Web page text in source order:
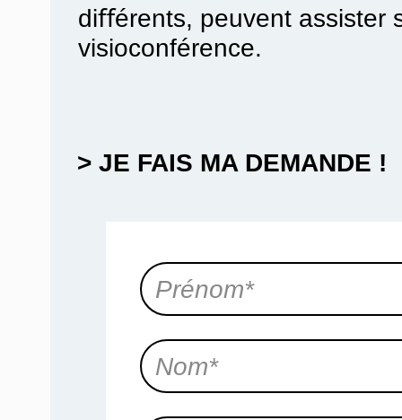
diﬀérents, peuvent assister
visioconférence.
> JE FAIS MA DEMANDE !